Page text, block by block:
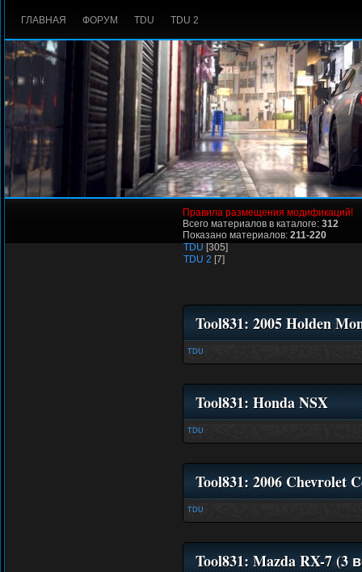
ГЛАВНАЯ ФОРУМ TDU TDU 2
Правила размещения модификаций!
Всего материалов в каталоге: 312
Показано материалов: 211-220
TDU [305]
TDU 2 [7]
Tool831: 2005 Holden
TDU
Tool831: Honda NSX
TDU
Tool831: 2006 Chevrolet
TDU
Tool831: Mazda RX-7 (3